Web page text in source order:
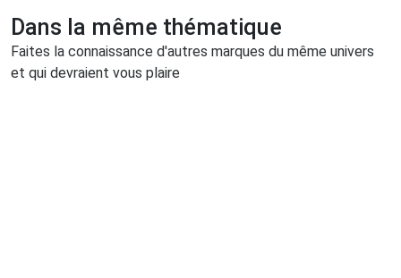
Dans la même thématique
Faites la connaissance d'autres marques du même univers
et qui devraient vous plaire